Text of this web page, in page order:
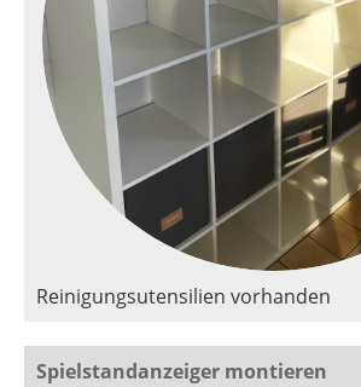
Reinigungsutensilien vorhanden
Spielstandanzeiger montieren